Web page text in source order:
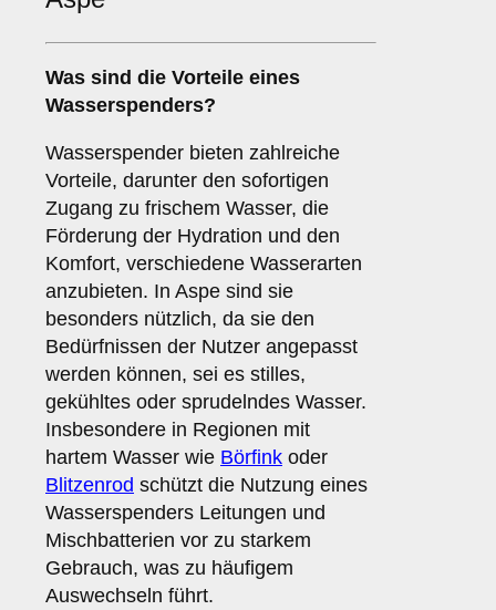
Was sind die Vorteile eines
Wasserspenders?
Wasserspender bieten zahlreiche
Vorteile, darunter den sofortigen
Zugang zu frischem Wasser, die
Förderung der Hydration und den
Komfort, verschiedene Wasserarten
anzubieten. In Aspe sind sie
besonders nützlich, da sie den
Bedürfnissen der Nutzer angepasst
werden können, sei es stilles,
gekühltes oder sprudelndes Wasser.
Insbesondere in Regionen mit
hartem Wasser wie Börfink oder
Blitzenrod schützt die Nutzung eines
Wasserspenders Leitungen und
Mischbatterien vor zu starkem
Gebrauch, was zu häufigem
Auswechseln führt.